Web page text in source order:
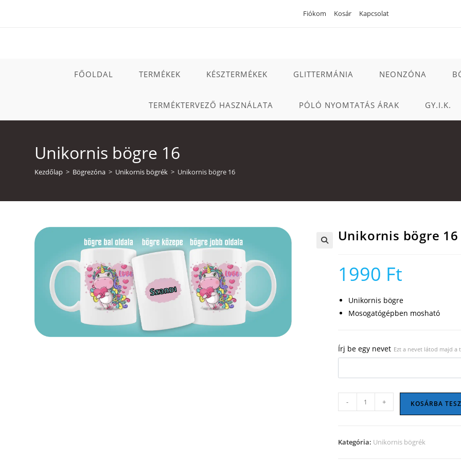
Fiókom Kosár Kapcsolat
FŐOLDAL TERMÉKEK KÉSZTERMÉKEK GLITTERMÁNIA NEONZÓNA
TERMÉKTERVEZŐ HASZNÁLATA PÓLÓ NYOMTATÁS ÁRAK GY.I.K.
Unikornis bögre 16
Kezdőlap > Bögrezóna > Unikornis bögrék > Unikornis bögre 16
Unikornis bögre 16
1990 Ft
Unikornis bögre
Mosogatógépben mosható
Írj be egy nevet Ezt a nevet látod majd a
Unikornis
bögre
mennyiség
- + KOSÁRBA
Kategória: Unikornis bögrék